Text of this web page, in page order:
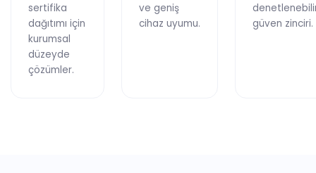
sertifika
dağıtımı için
kurumsal
düzeyde
çözümler.
ve geniş
cihaz uyumu.
güven zinciri.